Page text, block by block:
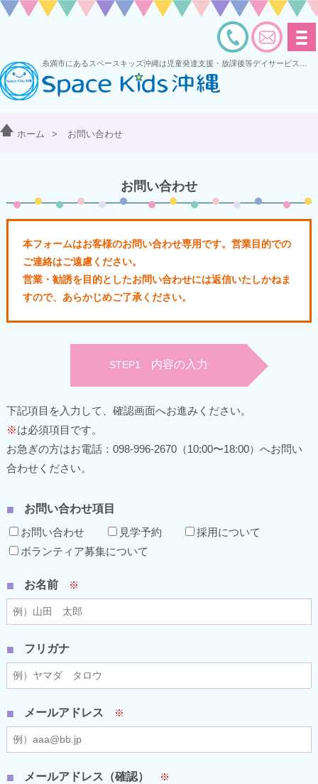
ホーム > お問い合わせ
お問い合わせ
本フォームはお客様のお問い合わせ専用です。営業目的での
ご連絡はご遠慮ください。
営業・勧誘を目的としたお問い合わせには返信いたしかねま
すので、あらかじめご了承ください。
STEP1 内容の入力
下記項目を入力して、確認画面へお進みください。
※は必須項目です。
お急ぎの方はお電話：098-996-2670（10:00〜18:00）へお問い
合わせください。
お問い合わせ項目
お問い合わせ
見学予約
採用について
ボランティア募集について
お名前 ※
フリガナ
メールアドレス ※
メールアドレス（確認） ※